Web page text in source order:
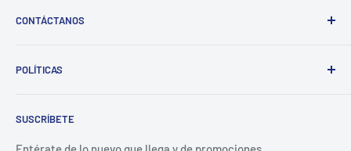
CONTÁCTANOS
POLÍTICAS
Política de Privacidad
Políticas de Reembolso
SUSCRÍBETE